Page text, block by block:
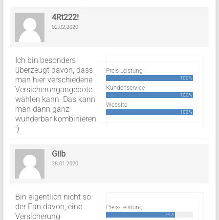
4Rt222!
02.02.2020
Preis-Leistung
100%
Kundenservice
100%
Website
100%
Ich bin besonders
überzeugt davon, dass
man hier verschiedene
Versicherungangebote
wählen kann. Das kann
man dann ganz
wunderbar kombinieren
:)
Gilb
28.01.2020
Preis-Leistung
79%
Bin eigentlich nicht so
der Fan davon, eine
Versicherung